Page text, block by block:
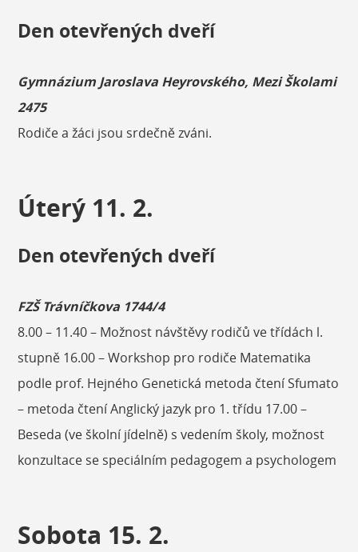
Den otevřených dveří
Gymnázium Jaroslava Heyrovského, Mezi Školami
2475
Rodiče a žáci jsou srdečně zváni.
Úterý 11. 2.
Den otevřených dveří
FZŠ Trávníčkova 1744/4
8.00 – 11.40 – Možnost návštěvy rodičů ve třídách l.
stupně 16.00 – Workshop pro rodiče Matematika
podle prof. Hejného Genetická metoda čtení Sfumato
– metoda čtení Anglický jazyk pro 1. třídu 17.00 –
Beseda (ve školní jídelně) s vedením školy, možnost
konzultace se speciálním pedagogem a psychologem
Sobota 15. 2.